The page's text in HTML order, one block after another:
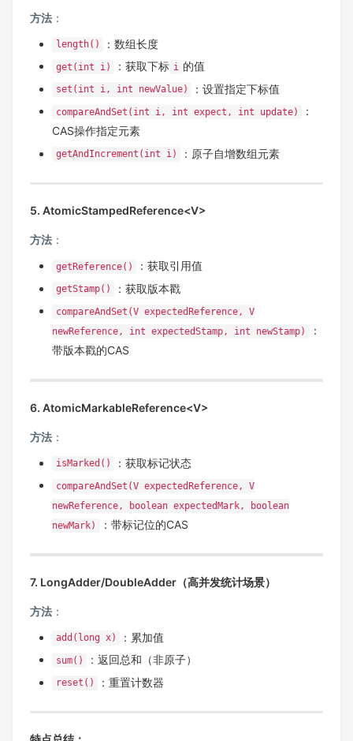
方法 ‌：
length() ：数组长度
get(int i) ：获取下标 i 的值
set(int i, int newValue) ：设置指定下标值
compareAndSet(int i, int expect, int update)
：
CAS操作指定元素
getAndIncrement(int i) ：原子自增数组元素
5. AtomicStampedReference<V>
方法 ‌：
getReference() ：获取引用值
getStamp() ：获取版本戳
compareAndSet(V expectedReference, V
newReference, int expectedStamp, int newStamp)
：
带版本戳的CAS
6. AtomicMarkableReference<V>
方法 ‌：
isMarked() ：获取标记状态
compareAndSet(V expectedReference, V
newReference, boolean expectedMark, boolean
newMark)
：带标记位的CAS
7. LongAdder/DoubleAdder（高并发统计场景）
方法 ‌：
add(long x) ：累加值
sum() ：返回总和（非原子）
reset() ：重置计数器